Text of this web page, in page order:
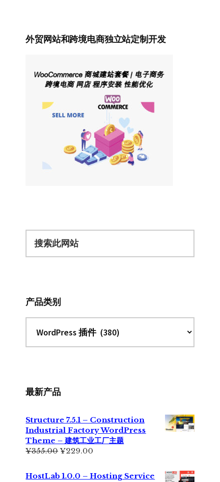
外贸网站和跨境电商独立站定制开发
产品类别
最新产品
Structure 7.5.1 – Construction
Industrial Factory WordPress
Theme – 建筑工业工厂主题
¥355.00原
为：
¥229.00
价
HostLab 1.0.0 – Hosting Service